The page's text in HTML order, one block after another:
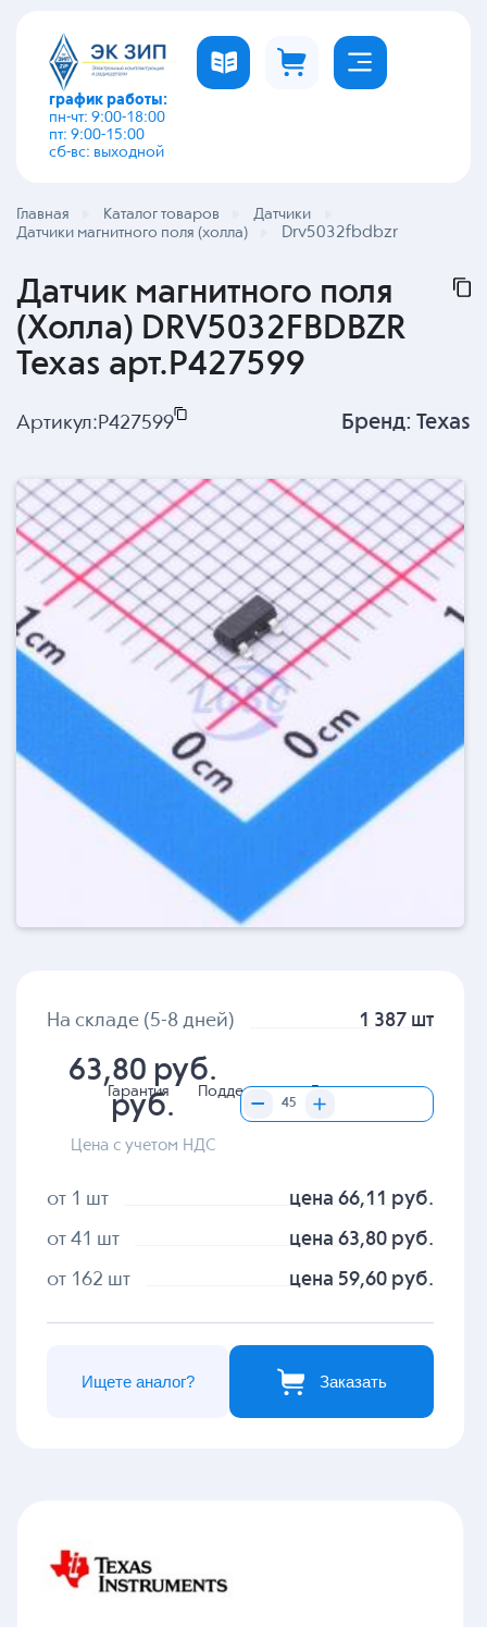
график работы:
пн-чт: 9:00-18:00
пт: 9:00-15:00
сб-вс: выходной
Главная Каталог товаров
Датчики
Датчики магнитного поля (холла)
Drv5032fbdbzr
Датчик магнитного поля
(Холла) DRV5032FBDBZR
Texas арт.P427599
Артикул: P427599 Бренд: Texas
Гарантия Поддержка Доставка
На складе (5-8 дней) 1 387 шт
63,80 руб.
руб.
Цена с учетом НДС
от 1 шт цена 66,11 руб.
от 41 шт цена 63,80 руб.
от 162 шт цена 59,60 руб.
Заказать
Ищете аналог?